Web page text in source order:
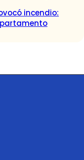
incendio: